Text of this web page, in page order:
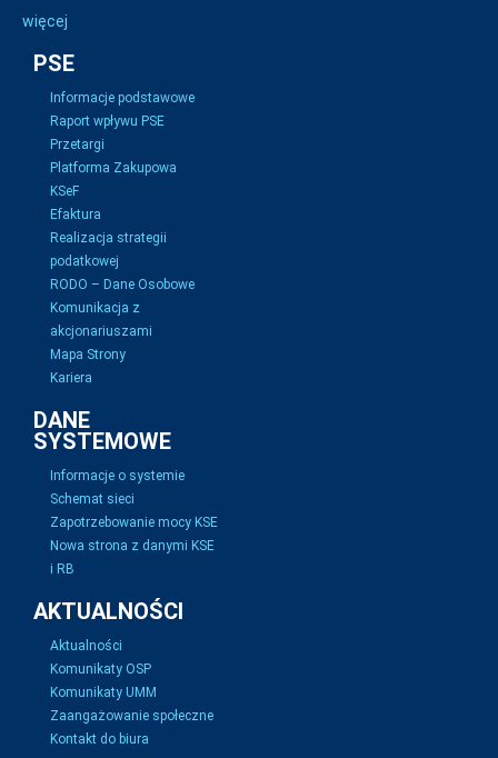
więcej
PSE
Informacje podstawowe
Raport wpływu PSE
Przetargi
Platforma Zakupowa
KSeF
Efaktura
Realizacja strategii
podatkowej
RODO – Dane Osobowe
Komunikacja z
akcjonariuszami
Mapa Strony
Kariera
DANE
SYSTEMOWE
Informacje o systemie
Schemat sieci
Zapotrzebowanie mocy KSE
Nowa strona z danymi KSE
i RB
AKTUALNOŚCI
Aktualności
Komunikaty OSP
Komunikaty UMM
Zaangażowanie społeczne
Kontakt do biura